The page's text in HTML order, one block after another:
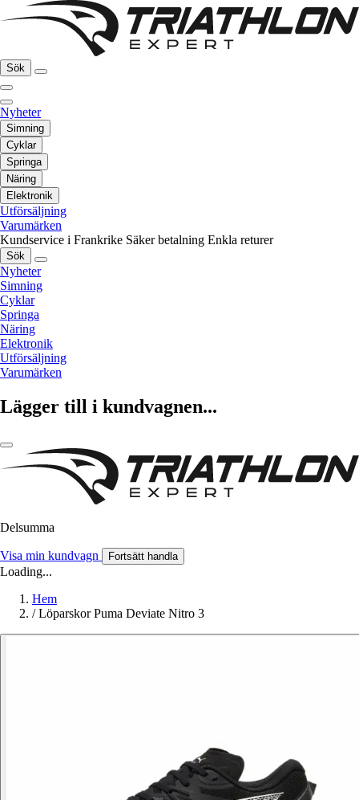
Sök
Nyheter
Simning
Cyklar
Springa
Näring
Elektronik
Utförsäljning
Varumärken
Kundservice i Frankrike Säker betalning Enkla returer
Sök
Nyheter
Simning
Cyklar
Springa
Näring
Elektronik
Utförsäljning
Varumärken
Lägger till i kundvagnen...
Delsumma
Visa min kundvagn Fortsätt handla
Loading...
Hem
/ Löparskor Puma Deviate Nitro 3